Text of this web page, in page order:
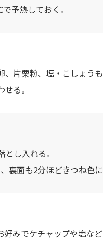
予熱しておく。
片栗粉、塩・こしょう
る。
し入れる。
裏面も2分ほどきつね色
みでケチャップや塩な